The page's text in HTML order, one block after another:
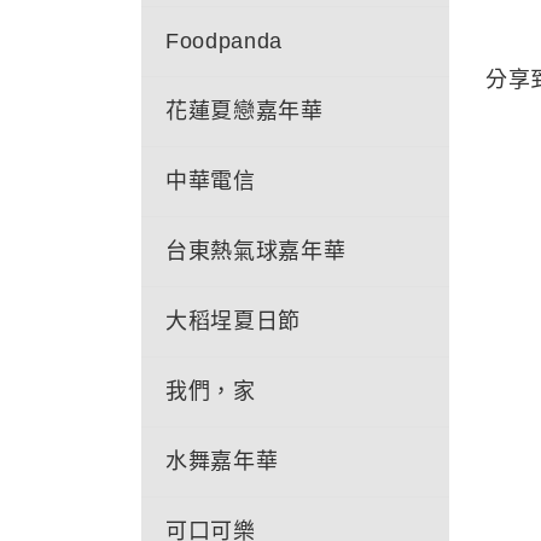
Foodpanda
花蓮夏戀嘉年華
中華電信
台東熱氣球嘉年華
大稻埕夏日節
我們，家
水舞嘉年華
可口可樂
分享